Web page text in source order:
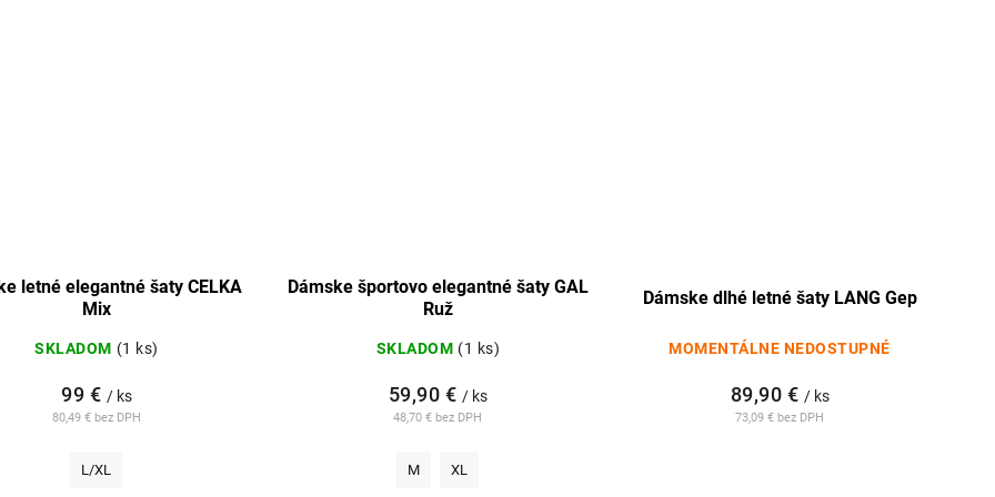
letné elegantné šaty CELKA
Mix
SKLADOM (1 ks)
80,49 € bez DPH
99 € / ks
L/XL
Dámske športovo elegantné šaty GAL
Ruž
SKLADOM (1 ks)
48,70 € bez DPH
59,90 € / ks
M XL
Dámske dlhé letné šaty LANG Gep
MOMENTÁLNE NEDOSTUPNÉ
73,09 € bez DPH
89,90 € / ks